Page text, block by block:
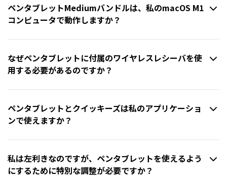
ペンタブレットMediumバンドルは、私のmacOS M1
コンピュータで動作しますか？
なぜペンタブレットに付属のワイヤレスレシーバを使
用する必要があるのですか？
ペンタブレットとクイッキーズは私のアプリケーショ
ンで使えますか？
私は左利きなのですが、ペンタブレットを使えるよう
にするために特別な調整が必要ですか？